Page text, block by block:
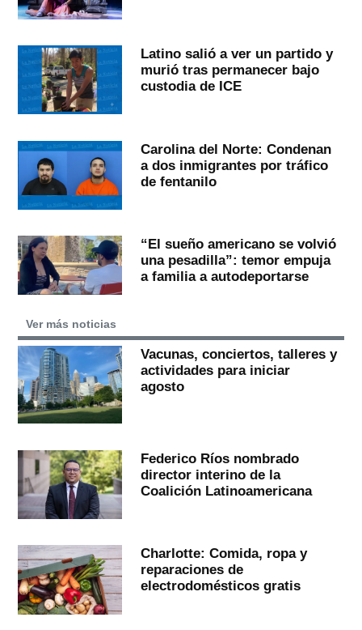
Latino salió a ver un partido y
murió tras permanecer bajo
custodia de ICE
Carolina del Norte: Condenan
a dos inmigrantes por tráfico
de fentanilo
“El sueño americano se volvió
una pesadilla”: temor empuja
a familia a autodeportarse
Ver más noticias
Vacunas, conciertos, talleres y
actividades para iniciar
agosto
Federico Ríos nombrado
director interino de la
Coalición Latinoamericana
Charlotte: Comida, ropa y
reparaciones de
electrodomésticos gratis